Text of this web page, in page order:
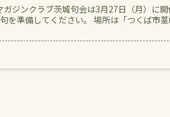
ンクラブ茨城句会は3月27日（月）に開
を準備してください。 場所は「つくば市